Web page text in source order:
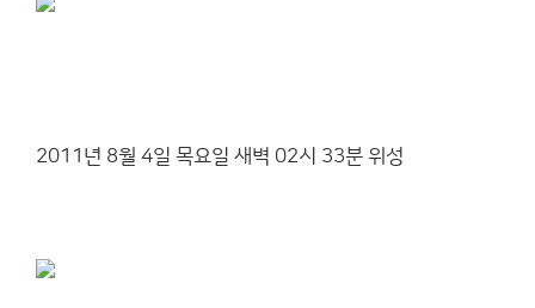
2011년 8월 4일 목요일 새벽 02시 33분 위성